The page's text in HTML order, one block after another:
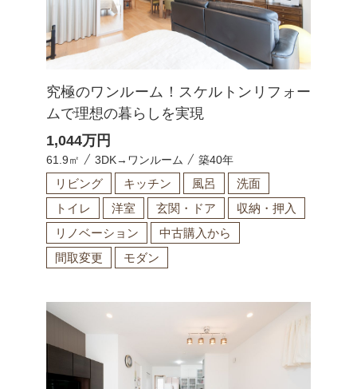
究極のワンルーム！スケルトンリフォー
ムで理想の暮らしを実現
1,044万円
61.9㎡ 3DK→ワンルーム 築40年
リビング キッチン 風呂
洗面
トイレ
洋室 玄関・ドア
収納・押入
リノベーション
中古購入から
間取変更
モダン